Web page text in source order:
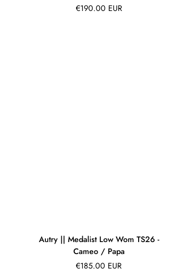
Prix
€190.00 EUR
Autry || Medalist Low Wom TS26 -
Cameo / Papa
Prix
€185.00 EUR